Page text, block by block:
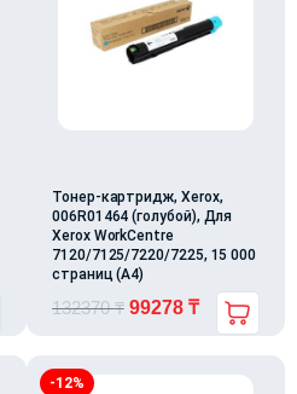
Тонер-картридж, Xerox,
006R01464 (голубой), Для
Xerox WorkCentre
7120/7125/7220/7225, 15 000
страниц (А4)
132370₸ 99278 ₸
-12%